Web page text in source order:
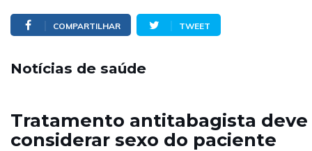
COMPARTILHAR TWEET
Notícias de saúde
Tratamento antitabagista deve
considerar sexo do paciente